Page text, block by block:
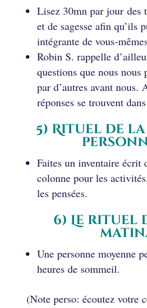
Lisez 30mn par jour des
et de sagesse afin qu’ils
intégrante de vous-
Robin S. rappelle
questions que nous nous
par d’autres avant nous.
réponses se trouvent
5) Rituel de
Faites un inventaire écrit
colonne pour les
les pensées.
6) Le rituel
Une personne moyenne
heures de sommeil.
(Note perso: écoutez votre